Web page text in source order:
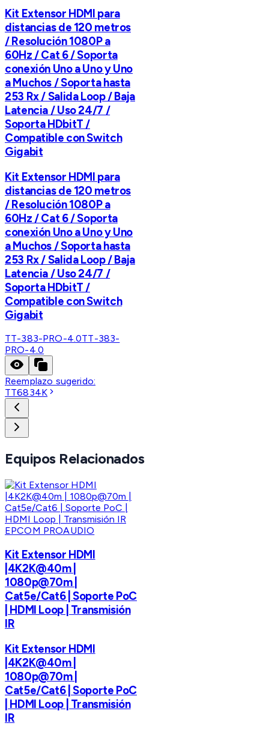
Kit Extensor HDMI para
distancias de 120 metros
/ Resolución 1080P a
60Hz / Cat 6 / Soporta
conexión Uno a Uno y Uno
a Muchos / Soporta hasta
253 Rx / Salida Loop / Baja
Latencia / Uso 24/7 /
Soporta HDbitT /
Compatible con Switch
Gigabit
Kit Extensor HDMI para
distancias de 120 metros
/ Resolución 1080P a
60Hz / Cat 6 / Soporta
conexión Uno a Uno y Uno
a Muchos / Soporta hasta
253 Rx / Salida Loop / Baja
Latencia / Uso 24/7 /
Soporta HDbitT /
Compatible con Switch
Gigabit
TT-383-PRO-4.0TT-383-
PRO-4.0
Reemplazo sugerido:
TT6834K
Equipos Relacionados
EPCOM PROAUDIO
Kit Extensor HDMI
|4K2K@40m |
1080p@70m |
Cat5e/Cat6 | Soporte PoC
| HDMI Loop | Transmisión
IR
Kit Extensor HDMI
|4K2K@40m |
1080p@70m |
Cat5e/Cat6 | Soporte PoC
| HDMI Loop | Transmisión
IR